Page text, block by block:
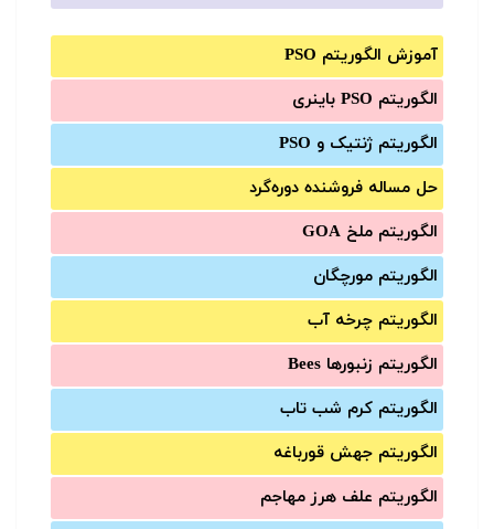
آموزش الگوریتم PSO
الگوریتم PSO باینری
الگوریتم ژنتیک و PSO
حل مساله فروشنده دوره‌گرد
الگوریتم ملخ GOA
الگوریتم مورچگان
الگوریتم چرخه آب
الگوریتم زنبورها Bees
الگوریتم کرم شب تاب
الگوریتم جهش قورباغه
الگوریتم علف هرز مهاجم